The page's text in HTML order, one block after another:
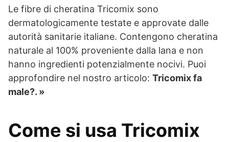
Le fibre di cheratina Tricomix sono
dermatologicamente testate e approvate dalle
autorità sanitarie italiane. Contengono cheratina
naturale al 100% proveniente dalla lana e non
hanno ingredienti potenzialmente nocivi. Puoi
approfondire nel nostro articolo: Tricomix fa
male?. »
Come si usa Tricomix